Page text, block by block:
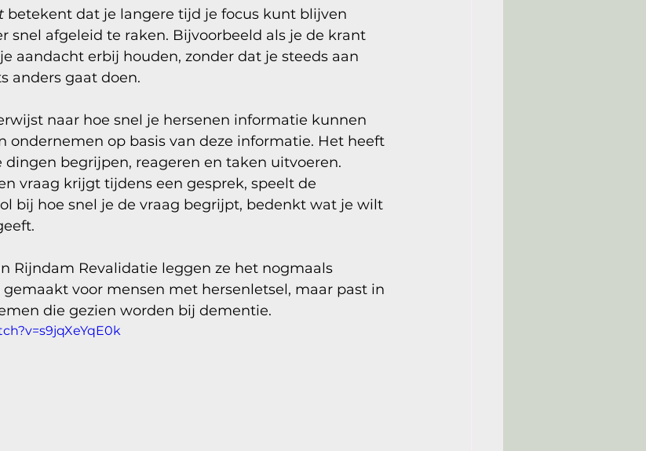
betekent dat je langere tijd je focus kunt blijven
snel afgeleid te raken. Bijvoorbeeld als je de krant
aandacht erbij houden, zonder dat je steeds aan
anders gaat doen.
naar hoe snel je hersenen informatie kunnen
ondernemen op basis van deze informatie. Het heeft
begrijpen, reageren en taken uitvoeren.
vraag krijgt tijdens een gesprek, speelt de
bij hoe snel je de vraag begrijpt, bedenkt wat je wilt
Rijndam Revalidatie leggen ze het nogmaals
voor mensen met hersenletsel, maar past in
die gezien worden bij dementie.